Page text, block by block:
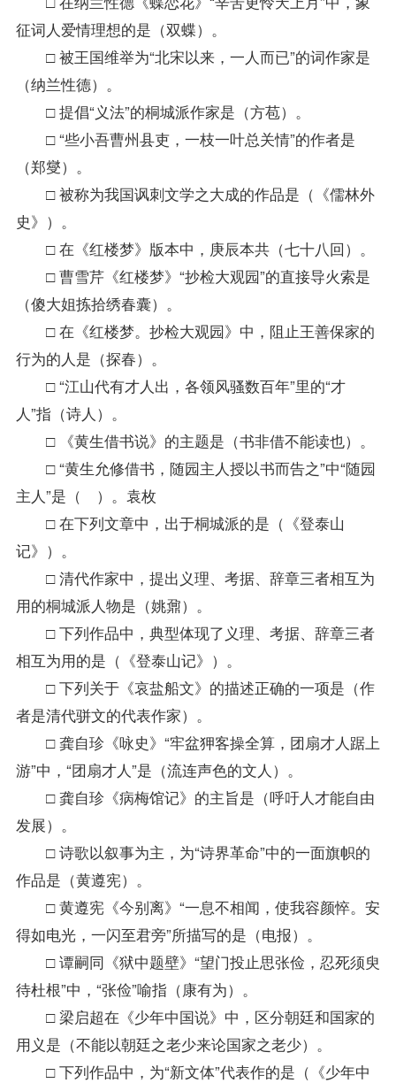
征词人爱情理想的是（双蝶）。
□ 被王国维举为“北宋以来，一人而已”的词作家是
（纳兰性德）。
□ 提倡“义法”的桐城派作家是（方苞）。
□ “些小吾曹州县吏，一枝一叶总关情”的作者是
（郑燮）。
□ 被称为我国讽刺文学之大成的作品是（《儒林外
史》）。
□ 在《红楼梦》版本中，庚辰本共（七十八回）。
□ 曹雪芹《红楼梦》“抄检大观园”的直接导火索是
（傻大姐拣拾绣春囊）。
□ 在《红楼梦。抄检大观园》中，阻止王善保家的
行为的人是（探春）。
□ “江山代有才人出，各领风骚数百年”里的“才
人”指（诗人）。
□ 《黄生借书说》的主题是（书非借不能读也）。
□ “黄生允修借书，随园主人授以书而告之”中“随园
主人”是（ ）。袁枚
□ 在下列文章中，出于桐城派的是（《登泰山
记》）。
□ 清代作家中，提出义理、考据、辞章三者相互为
用的桐城派人物是（姚鼐）。
□ 下列作品中，典型体现了义理、考据、辞章三者
相互为用的是（《登泰山记》）。
□ 下列关于《哀盐船文》的描述正确的一项是（作
者是清代骈文的代表作家）。
□ 龚自珍《咏史》“牢盆狎客操全算，团扇才人踞上
游”中，“团扇才人”是（流连声色的文人）。
□ 龚自珍《病梅馆记》的主旨是（呼吁人才能自由
发展）。
□ 诗歌以叙事为主，为“诗界革命”中的一面旗帜的
作品是（黄遵宪）。
□ 黄遵宪《今别离》“一息不相闻，使我容颜悴。安
得如电光，一闪至君旁”所描写的是（电报）。
□ 谭嗣同《狱中题壁》“望门投止思张俭，忍死须臾
待杜根”中，“张俭”喻指（康有为）。
□ 梁启超在《少年中国说》中，区分朝廷和国家的
用义是（不能以朝廷之老少来论国家之老少）。
□ 下列作品中，为“新文体”代表作的是（《少年中